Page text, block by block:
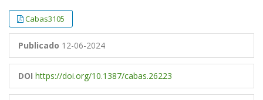
Cabas3105
Publicado 12-06-2024
DOI https://doi.org/10.1387/cabas.26223